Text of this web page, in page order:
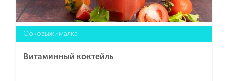
Cоковыжималка
Витаминный коктейль